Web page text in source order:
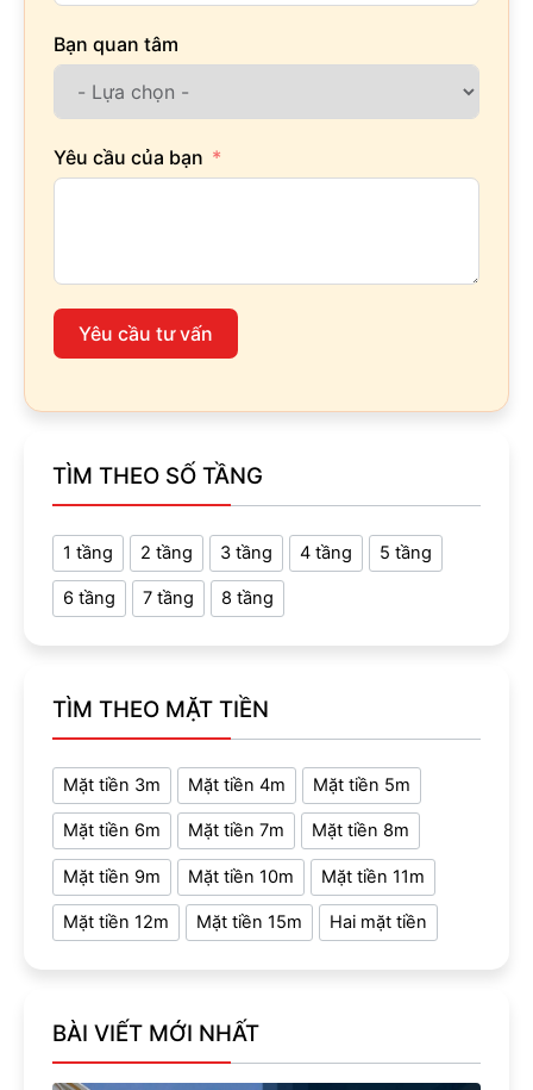
Bạn quan tâm
Yêu cầu của bạn
Yêu cầu tư vấn
TÌM THEO SỐ TẦNG
1 tầng 2 tầng 3 tầng 4 tầng 5 tầng
6 tầng 7 tầng 8 tầng
TÌM THEO MẶT TIỀN
Mặt tiền 3m Mặt tiền 4m Mặt tiền 5m
Mặt tiền 6m Mặt tiền 7m Mặt tiền 8m
Mặt tiền 9m Mặt tiền 10m Mặt tiền 11m
Mặt tiền 12m Mặt tiền 15m Hai mặt tiền
BÀI VIẾT MỚI NHẤT